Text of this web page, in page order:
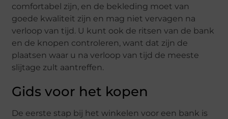
comfortabel zijn, en de bekleding moet van
goede kwaliteit zijn en mag niet vervagen na
verloop van tijd. U kunt ook de ritsen van de bank
en de knopen controleren, want dat zijn de
plaatsen waar u na verloop van tijd de meeste
slijtage zult aantreffen.
Gids voor het kopen
De eerste stap bij het winkelen voor een bank is